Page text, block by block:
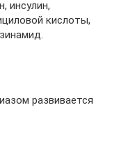
инсулин,
кислоты,
развивается